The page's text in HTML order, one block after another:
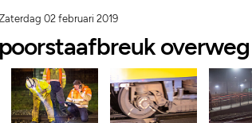
02 februari 2019